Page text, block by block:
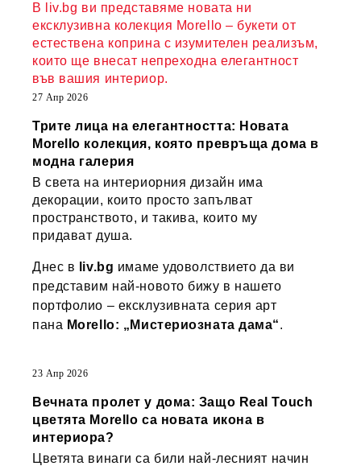
В liv.bg ви представяме новата ни
ексклузивна колекция Morello – букети от
естествена коприна с изумителен реализъм,
които ще внесат непреходна елегантност
във вашия интериор.
27 Апр 2026
Трите лица на елегантността: Новата
Morello колекция, която превръща дома в
модна галерия
В света на интериорния дизайн има
декорации, които просто запълват
пространството, и такива, които му
придават душа.
Днес в liv.bg имаме удоволствието да ви
представим най-новото бижу в нашето
портфолио – ексклузивната серия арт
пана Morello: „Мистериозната дама“.
23 Апр 2026
Вечната пролет у дома: Защо Real Touch
цветята Morello са новата икона в
интериора?
Цветята винаги са били най-лесният начин